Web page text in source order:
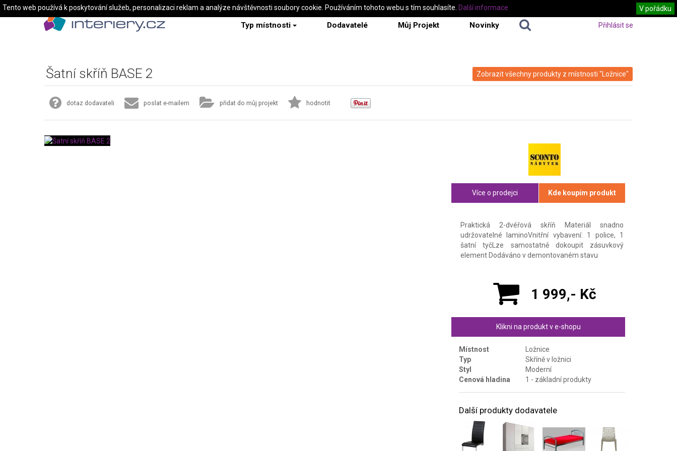
Typ místnosti Dodavatelé Můj Projekt Novinky Přihlásit se
Zobrazit všechny produkty z místnosti "Ložnice"
Šatní skříň BASE 2
dotaz dodavateli poslat e-mailem přidat do můj projekt hodnotit
Více o prodejci Kde koupím produkt
Praktická 2-dvéřová skříň Materiál snadno
udržovatelné laminoVnitřní vybavení: 1 police, 1
šatní tyčLze samostatně dokoupit zásuvkový
element Dodáváno v demontovaném stavu
1 999,- Kč
Klikni na produkt v e-shopu
Místnost
Ložnice
Typ
Skříně v ložnici
Styl
Moderní
Cenová hladina
1 - základní produkty
Další produkty dodavatele
Tento web používá k poskytování služeb, personalizaci reklam a analýze návštěvnosti soubory cookie. Používáním tohoto webu s tím souhlasíte. V pořádku
Další informace